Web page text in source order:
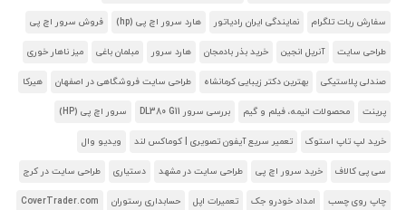
سفارش ربات تلگرام نمایندگی ایران رادیاتور هارد سرور اچ پی (hp) فروش سرور اچ پی
طراحی سایت آنریل انجین خرید بذر بادمجان هارد سرور مبلمان باغی میز ناهار خوری
صندلی پلاستیکی بهترین دکتر زیبایی کرمانشاه طراحی سایت فروشگاهی در اصفهان هیرکا
پرینت محصولات انیمه، فیلم و گیم بررسی سرور DL380 G11 سرور اچ پی (HP)
خرید لپ تاپ استوک تعمیر سریع آیفون تصویری | کوماکس لند ویدیو وال
سی پی کالاف خرید سرور اچ پی طراحی سایت در مشهد دستیاری طراحی سایت در کرج
چاپ روی چسب امداد خودرو جک تعمیرات اپل حسابداری رستوران CoverTrader.com